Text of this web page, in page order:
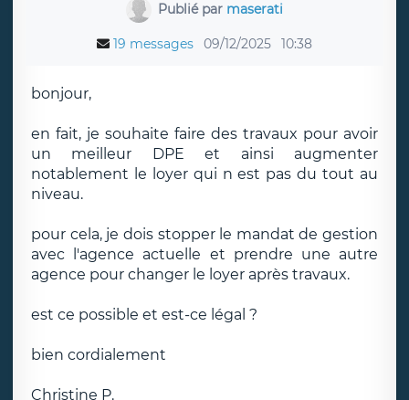
Publié par maserati
19 messages 09/12/2025 10:38
bonjour,
en fait, je souhaite faire des travaux pour avoir
un meilleur DPE et ainsi augmenter
notablement le loyer qui n est pas du tout au
niveau.
pour cela, je dois stopper le mandat de gestion
avec l'agence actuelle et prendre une autre
agence pour changer le loyer après travaux.
est ce possible et est-ce légal ?
bien cordialement
Christine P.